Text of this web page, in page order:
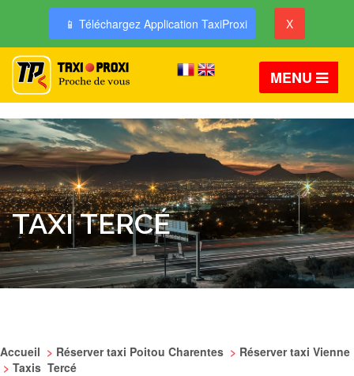
📱 Téléchargez Application TaxiProxi X
MENU
TAXI TERCÉ
Accueil > Réserver taxi Poitou Charentes > Réserver taxi Vienne
> Taxis Tercé